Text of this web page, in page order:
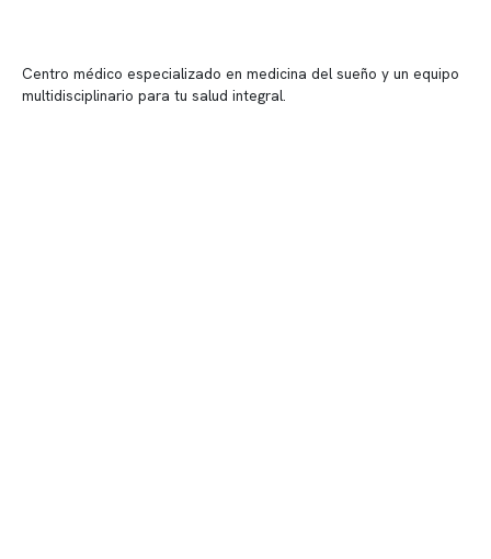
Centro médico especializado en medicina del sueño y un equipo
multidisciplinario para tu salud integral.